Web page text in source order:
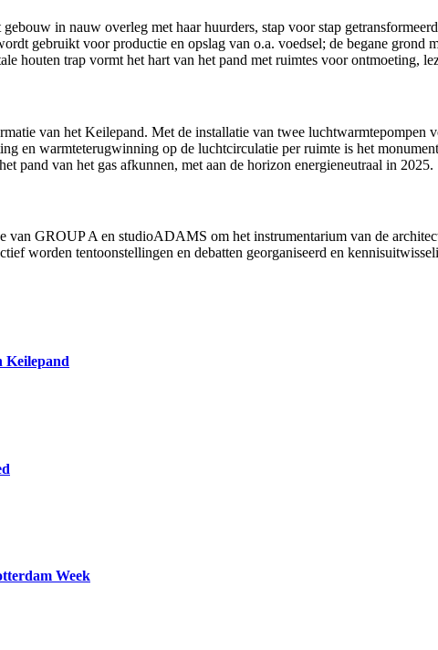
in nauw overleg met haar huurders, stap voor stap
gebruikt voor productie en opslag van o.a. voedsel; de begane grond
houten trap vormt het hart van het pand met ruimtes voor ontmoeting,
van het Keilepand. Met de installatie van twee
en warmteterugwinning op de luchtcirculatie per ruimte is het
pand van het gas afkunnen, met aan de horizon energieneutraal in 2025.
van GROUP A en studioADAMS om het instrumentarium van de
worden tentoonstellingen en debatten georganiseerd en
Keilepand
Week